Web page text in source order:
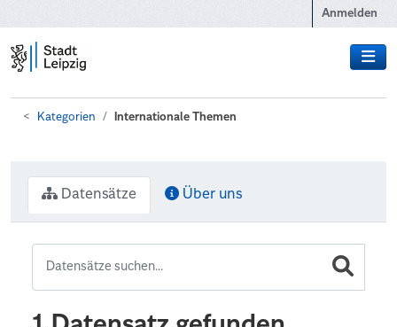
Anmelden
Kategorien Internationale Themen
Datensätze Über uns